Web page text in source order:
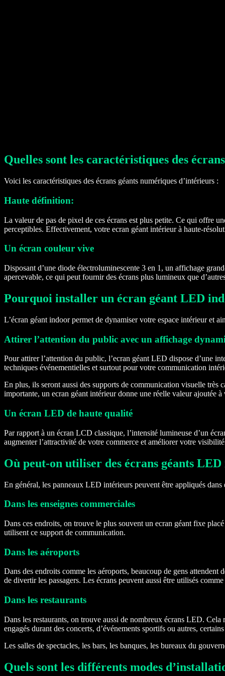
Quelles sont les caractéristiques des
Voici les caractéristiques des écrans géants numériques d’intérieurs :
Haute définition:
La valeur de pas de pixel de ces écrans est plus petite. Ce qui offre
perceptibles. Effectivement, votre ecran géant intérieur à haute-
Un écran couleur vive
Disposant d’une diode électroluminescente 3 en 1, un affichage
apercevable, ce qui peut fournir des écrans plus lumineux que
Pourquoi installer un écran géant LED
L’écran géant indoor permet de dynamiser votre espace intérieur et
Attirer l’attention du public avec un affichage
Pour attirer l’attention du public, l’ecran géant LED dispose d’une
techniques événementielles et surtout pour votre communication
En plus, ils seront aussi des supports de communication visuelle très
importante, un ecran géant intérieur donne une réelle valeur ajoutée
Un écran LED de haute qualité
Par rapport à un écran LCD classique, l’intensité lumineuse d’un
augmenter l’attractivité de votre commerce et améliorer votre
Où peut-on utiliser des écrans géants
En général, les panneaux LED intérieurs peuvent être appliqués dans
Dans les enseignes commerciales
Dans ces endroits, on trouve le plus souvent un ecran géant fixe
utilisent ce support de communication.
Dans les aéroports
Dans des endroits comme les aéroports, beaucoup de gens
de divertir les passagers. Les écrans peuvent aussi être utilisés
Dans les restaurants
Dans les restaurants, on trouve aussi de nombreux écrans LED.
engagés durant des concerts, d’événements sportifs ou autres,
Les salles de spectacles, les bars, les banques, les bureaux du
Quels sont les différents modes